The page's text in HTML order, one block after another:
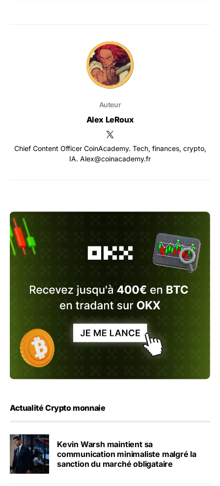
Auteur
Alex LeRoux
Chief Content Officer CoinAcademy. Tech, finances, crypto,
IA. Alex@coinacademy.fr
Actualité Crypto monnaie
Kevin Warsh maintient sa
communication minimaliste malgré la
sanction du marché obligataire